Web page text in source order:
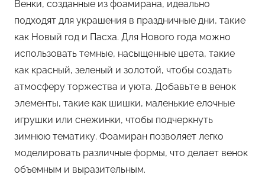
Венки, созданные из фоамирана, идеально
подходят для украшения в праздничные дни, такие
как Новый год и Пасха. Для Нового года можно
использовать темные, насыщенные цвета, такие
как красный, зеленый и золотой, чтобы создать
атмосферу торжества и уюта. Добавьте в венок
элементы, такие как шишки, маленькие елочные
игрушки или снежинки, чтобы подчеркнуть
зимнюю тематику. Фоамиран позволяет легко
моделировать различные формы, что делает венок
объемным и выразительным.